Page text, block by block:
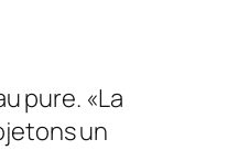
pure. «La
un